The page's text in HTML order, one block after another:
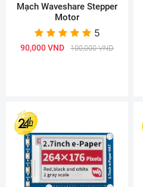
Mạch Waveshare Stepper
Motor
5
90,000 VND 100,000 VND